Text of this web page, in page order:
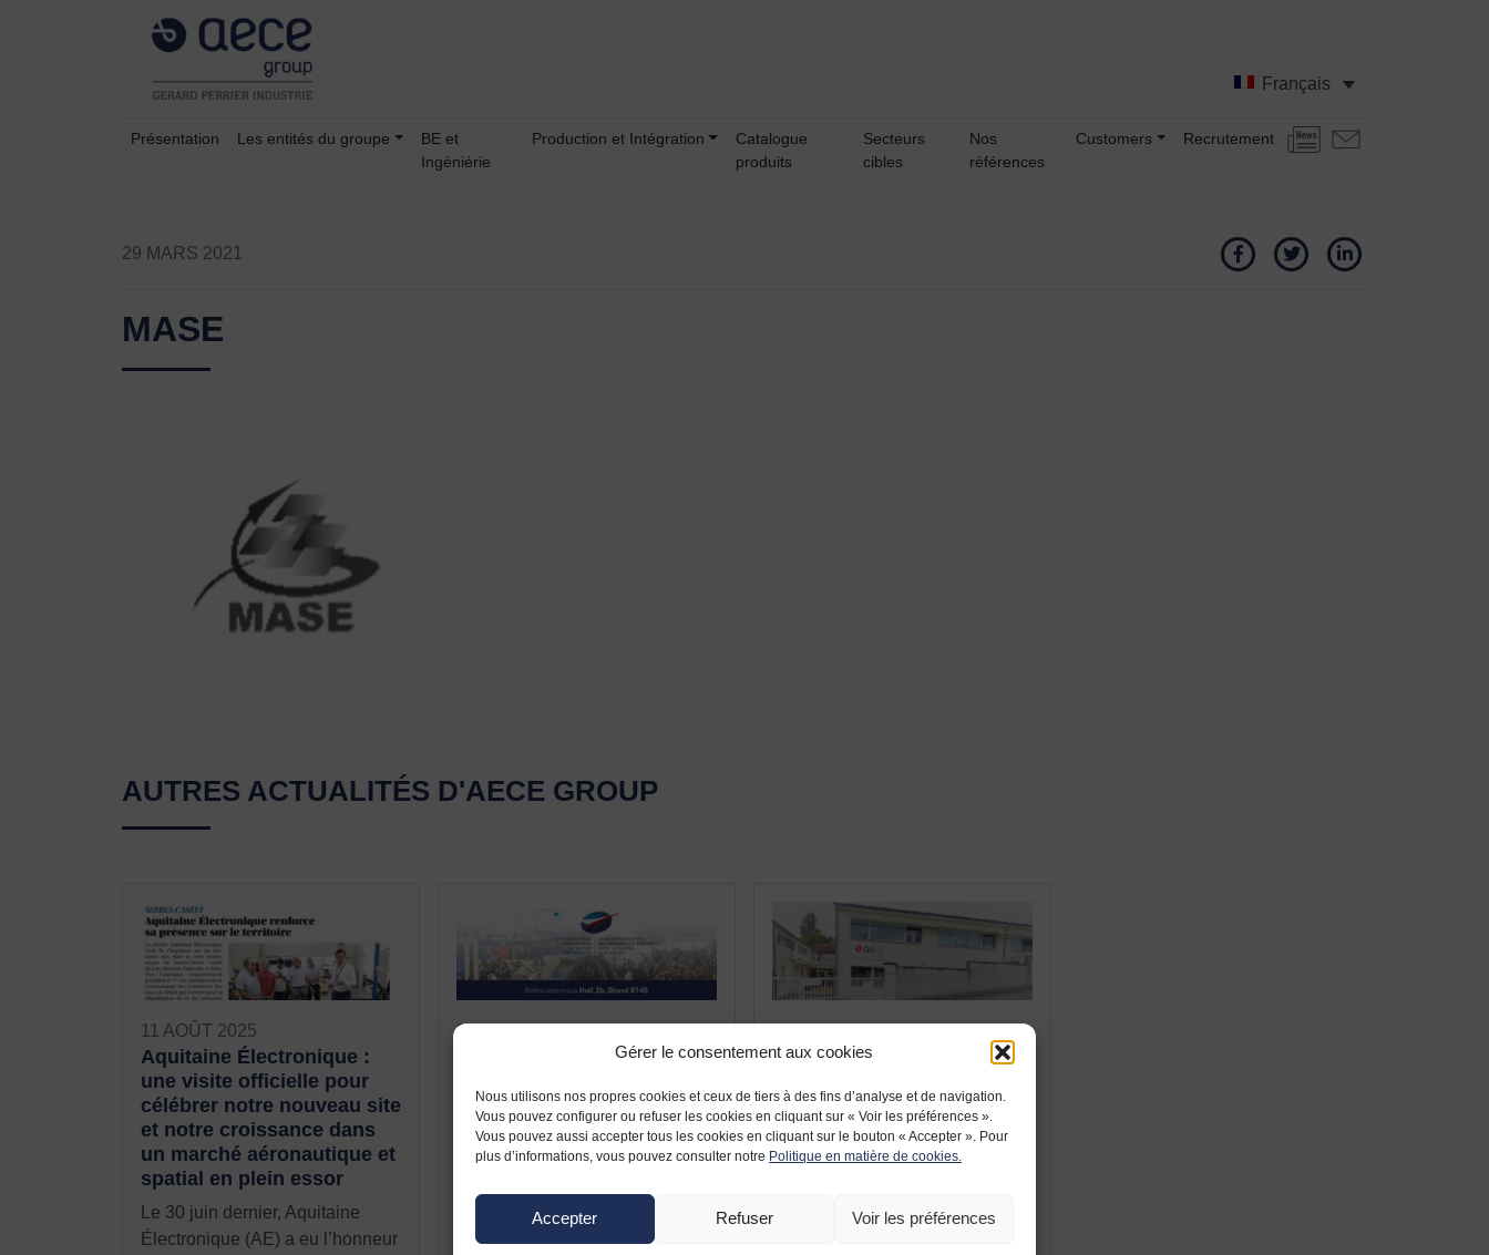
Gérer le consentement aux cookies
Nous utilisons nos propres cookies et ceux de tiers à des fins d’analyse et de navigation.
Vous pouvez configurer ou refuser les cookies en cliquant sur « Voir les préférences ».
Vous pouvez aussi accepter tous les cookies en cliquant sur le bouton « Accepter ». Pour
plus d’informations, vous pouvez consulter notre Politique en matière de cookies.
Accepter Refuser Voir les préférences
Français
Présentation Les entités du groupe
BE et
Ingéniérie
Production et Intégration
Catalogue
produits
Secteurs
cibles
Nos
références
Customers Recrutement Actualités
29 MARS 2021
MASE
AUTRES ACTUALITÉS D'AECE GROUP
11 AOÛT 2025
Aquitaine Électronique :
une visite officielle pour
célébrer notre nouveau site
et notre croissance dans
un marché aéronautique et
spatial en plein essor
Le 30 juin dernier, Aquitaine
Électronique (AE) a eu l’honneur
3 JUIN 2025
AECE Group au Salon du
et savoir-faire au service
de l’aéronautique
Du 16 au 22 juin 2025, AECE
Group participera au Salon
International de l’Aéronautique et
de l’Espace (SIAE), l’un des plus
France relance :
modernise et relocalise
L’entreprise Aeva située à Fléac
(Nouvelle Aquitaine) est
d’allumage de turbines